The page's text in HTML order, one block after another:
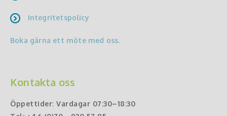
Integritetspolicy
Boka gärna ett möte med oss.
Kontakta oss
Öppettider: Vardagar 07:30–18:30